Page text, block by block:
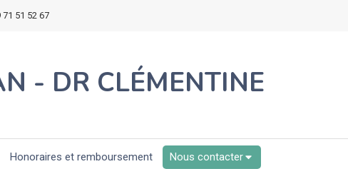
71 51 52 67
- DR CLÉMENTINE
Honoraires et remboursement Nous contacter